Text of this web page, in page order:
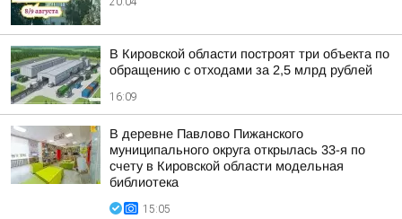
В Кировской области построят три объекта по
обращению с отходами за 2,5 млрд рублей
16:09
В деревне Павлово Пижанского
муниципального округа открылась 33-я по
счету в Кировской области модельная
библиотека
15:05